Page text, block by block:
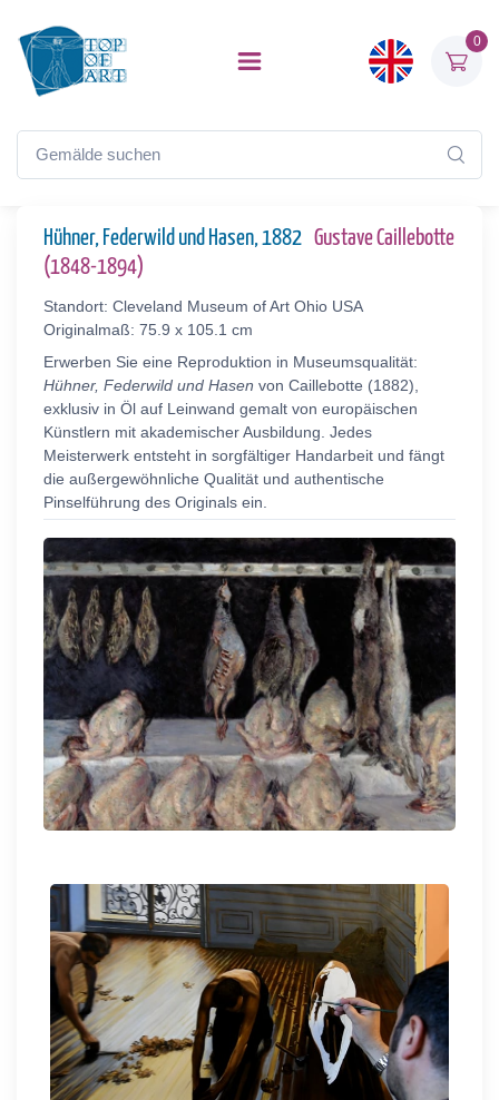
0
Hühner, Federwild und Hasen, 1882 Gustave Caillebotte
(1848-1894)
Standort: Cleveland Museum of Art Ohio USA
Originalmaß: 75.9 x 105.1 cm
Erwerben Sie eine Reproduktion in Museumsqualität:
Hühner, Federwild und Hasen von Caillebotte (1882),
exklusiv in Öl auf Leinwand gemalt von europäischen
Künstlern mit akademischer Ausbildung. Jedes
Meisterwerk entsteht in sorgfältiger Handarbeit und fängt
die außergewöhnliche Qualität und authentische
Pinselführung des Originals ein.